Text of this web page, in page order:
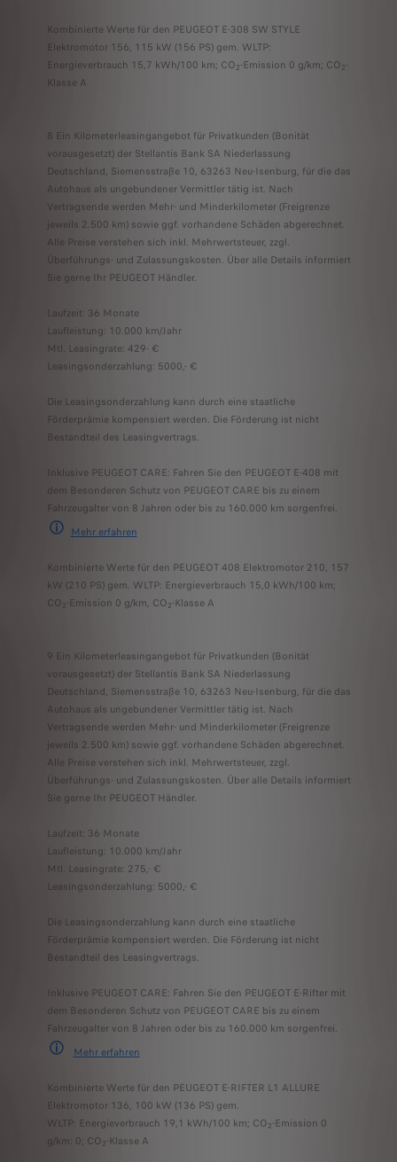
Kombinierte Werte für den PEUGEOT E-308 SW STYLE
Elektromotor 156, 115 kW (156 PS) gem. WLTP:
Energieverbrauch 15,7 kWh/100 km; CO2-Emission 0 g/km; CO2-
Klasse A
8 Ein Kilometerleasingangebot für Privatkunden (Bonität
vorausgesetzt) der Stellantis Bank SA Niederlassung
Deutschland, Siemensstraße 10, 63263 Neu-Isenburg, für die das
Autohaus als ungebundener Vermittler tätig ist. Nach
Vertragsende werden Mehr- und Minderkilometer (Freigrenze
jeweils 2.500 km) sowie ggf. vorhandene Schäden abgerechnet.
Alle Preise verstehen sich inkl. Mehrwertsteuer, zzgl.
Überführungs- und Zulassungskosten. Über alle Details informiert
Sie gerne Ihr PEUGEOT Händler.
Laufzeit: 36 Monate
Laufleistung: 10.000 km/Jahr
Mtl. Leasingrate: 429- €
Leasingsonderzahlung: 5000,- €
Die Leasingsonderzahlung kann durch eine staatliche
Förderprämie kompensiert werden. Die Förderung ist nicht
Bestandteil des Leasingvertrags.
Inklusive PEUGEOT CARE: Fahren Sie den PEUGEOT E-408 mit
dem Besonderen Schutz von PEUGEOT CARE bis zu einem
Fahrzeugalter von 8 Jahren oder bis zu 160.000 km sorgenfrei.
Mehr erfahren
Kombinierte Werte für den PEUGEOT 408 Elektromotor 210, 157
kW (210 PS) gem. WLTP: Energieverbrauch 15,0 kWh/100 km;
CO2-Emission 0 g/km, CO2-Klasse A
9 Ein Kilometerleasingangebot für Privatkunden (Bonität
vorausgesetzt) der Stellantis Bank SA Niederlassung
Deutschland, Siemensstraße 10, 63263 Neu-Isenburg, für die das
Autohaus als ungebundener Vermittler tätig ist. Nach
Vertragsende werden Mehr- und Minderkilometer (Freigrenze
jeweils 2.500 km) sowie ggf. vorhandene Schäden abgerechnet.
Alle Preise verstehen sich inkl. Mehrwertsteuer, zzgl.
Überführungs- und Zulassungskosten. Über alle Details informiert
Sie gerne Ihr PEUGEOT Händler.
Laufzeit: 36 Monate
Laufleistung: 10.000 km/Jahr
Mtl. Leasingrate: 275,- €
Leasingsonderzahlung: 5000,- €
Die Leasingsonderzahlung kann durch eine staatliche
Förderprämie kompensiert werden. Die Förderung ist nicht
Bestandteil des Leasingvertrags.
Inklusive PEUGEOT CARE: Fahren Sie den PEUGEOT E-Rifter mit
dem Besonderen Schutz von PEUGEOT CARE bis zu einem
Fahrzeugalter von 8 Jahren oder bis zu 160.000 km sorgenfrei.
Mehr erfahren
Kombinierte Werte für den PEUGEOT E-RIFTER L1 ALLURE
Elektromotor 136, 100 kW (136 PS) gem.
WLTP: Energieverbrauch 19,1 kWh/100 km; CO2-Emission 0
g/km: 0; CO2-Klasse A